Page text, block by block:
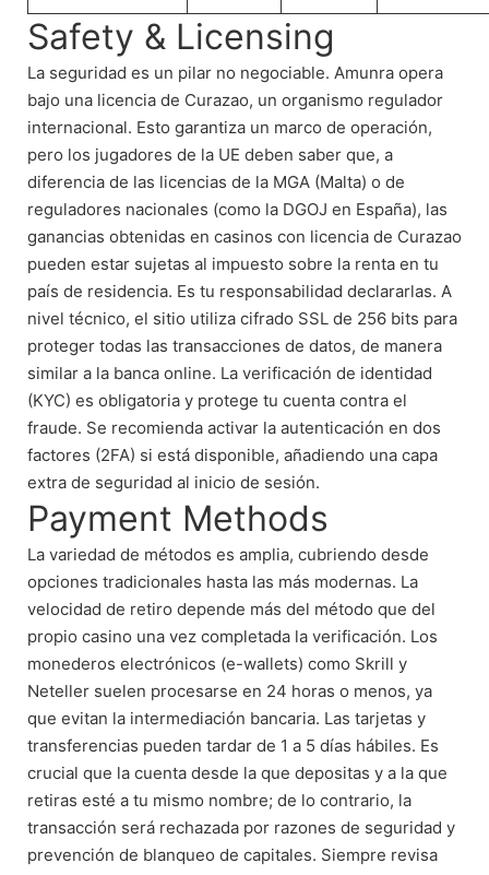
Safety & Licensing
La seguridad es un pilar no negociable. Amunra opera
bajo una licencia de Curazao, un organismo regulador
internacional. Esto garantiza un marco de operación,
pero los jugadores de la UE deben saber que, a
diferencia de las licencias de la MGA (Malta) o de
reguladores nacionales (como la DGOJ en España), las
ganancias obtenidas en casinos con licencia de Curazao
pueden estar sujetas al impuesto sobre la renta en tu
país de residencia. Es tu responsabilidad declararlas. A
nivel técnico, el sitio utiliza cifrado SSL de 256 bits para
proteger todas las transacciones de datos, de manera
similar a la banca online. La verificación de identidad
(KYC) es obligatoria y protege tu cuenta contra el
fraude. Se recomienda activar la autenticación en dos
factores (2FA) si está disponible, añadiendo una capa
extra de seguridad al inicio de sesión.
Payment Methods
La variedad de métodos es amplia, cubriendo desde
opciones tradicionales hasta las más modernas. La
velocidad de retiro depende más del método que del
propio casino una vez completada la verificación. Los
monederos electrónicos (e-wallets) como Skrill y
Neteller suelen procesarse en 24 horas o menos, ya
que evitan la intermediación bancaria. Las tarjetas y
transferencias pueden tardar de 1 a 5 días hábiles. Es
crucial que la cuenta desde la que depositas y a la que
retiras esté a tu mismo nombre; de lo contrario, la
transacción será rechazada por razones de seguridad y
prevención de blanqueo de capitales. Siempre revisa